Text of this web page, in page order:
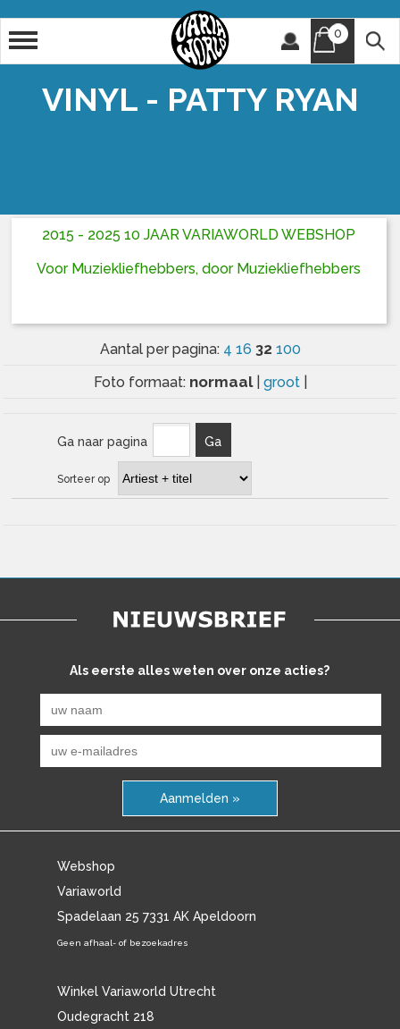
0
VINYL - PATTY RYAN
2015 - 2025 10 JAAR VARIAWORLD WEBSHOP
Voor Muziekliefhebbers, door Muziekliefhebbers
Aantal per pagina: 4 16 32 100
Foto formaat: normaal groot
Ga naar pagina Ga
Sorteer op
Als eerste alles weten over onze acties?
Aanmelden »
Webshop
Variaworld
Spadelaan 25 7331 AK Apeldoorn
Geen afhaal- of bezoekadres
Winkel Variaworld Utrecht
Oudegracht 218